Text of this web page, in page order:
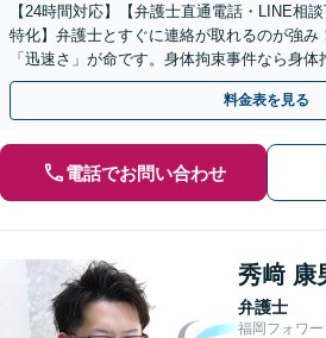
【24時間対応】【弁護士直通電話・LINE相
特化】弁護士とすぐに連絡が取れるのが強み
「迅速さ」が命です。身体拘束事件なら身
す。示談交渉はお任せください。
料金表を見る
電話でお問い合わせ
秀﨑 康
弁護士
福岡フォワ